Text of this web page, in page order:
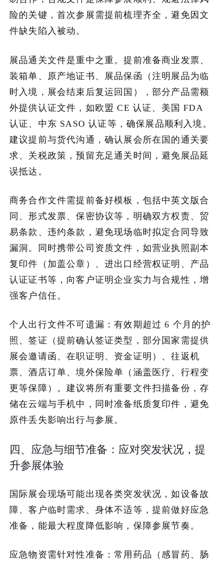
险的关键，首次参展需提前梳理齐全，避免因文
件缺失陷入被动。
展品通关文件是重中之重。提前准备商业发票、
装箱单、原产地证书、展品保函（注明展品为临
时入境，展会结束后复运回国），部分产品需额
外提供认证文件，如欧盟 CE 认证、美国 FDA
认证、中东 SASO 认证等，确保展品顺利入境。
建议提前与货代沟通，确认展会所在国的通关要
求、关税政策，预留充足通关时间，避免展品延
误抵达。
商务合作文件需提前备好模板，包括中英文版合
同、形式发票、保密协议等，明确双方权责、贸
易条款、违约条款，避免现场临时拟定合同导致
漏洞。同时携带公司资质文件，如营业执照副本
复印件（加盖公章）、进出口经营权证明、产品
认证证书等，向客户证明企业实力与合规性，增
强客户信任。
个人出行文件不可遗漏：有效期超过 6 个月的护
照、签证（提前确认签证类型，部分国家需提供
展会邀请函、在职证明、资金证明）、往返机
票、酒店订单、境外保险单（涵盖医疗、行程变
更等保障）。建议将所有重要文件扫描备份，存
储在云端与手机中，同时准备纸质复印件，避免
原件丢失影响出行与参展。
四、应急与细节准备：应对突发状况，提
升参展体验
国际展会现场可能出现各类突发状况，如设备故
障、客户临时需求、身体不适等，提前做好应急
准备，能最大程度降低影响，保障参展节奏。
应急物资需针对性准备：常用药品（感冒药、肠